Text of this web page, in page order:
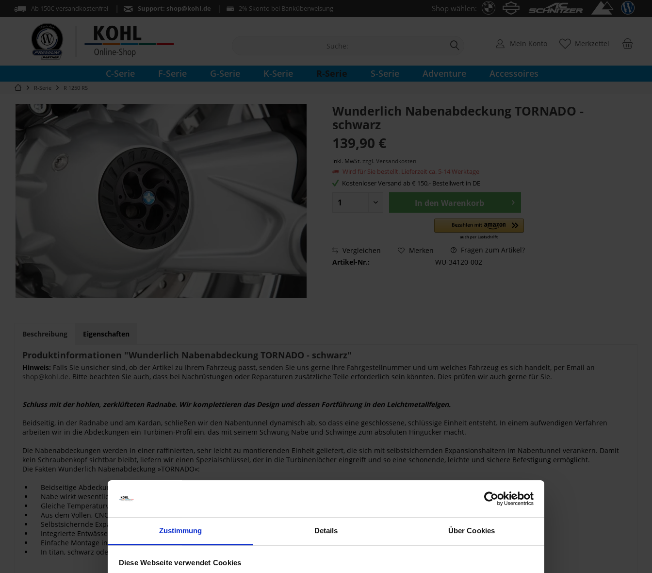
Zustimmung Details Über Cookies
Diese Webseite verwendet Cookies
Ab 150€ versandkostenfrei Support: shop@kohl.de 2% Skonto bei Banküberweisung Shop wählen:
Merkzettel
Mein Konto
C-Serie F-Serie G-Serie K-Serie R-Serie S-Serie Adventure Accessoires
R-Serie R 1250 RS
Wunderlich Nabenabdeckung TORNADO -
schwarz
139,90 €
inkl. MwSt. zzgl. Versandkosten
Wird für Sie bestellt. Lieferzeit ca. 5-14 Werktage
Kostenloser Versand ab € 150,- Bestellwert in DE
In den Warenkorb
Vergleichen Merken
Fragen zum Artikel?
Artikel-Nr.:
WU-34120-002
Beschreibung Eigenschaften
Produktinformationen "Wunderlich Nabenabdeckung TORNADO - schwarz"
Hinweis: Falls Sie unsicher sind, ob der Artikel zu Ihrem Fahrzeug passt, senden Sie uns gerne Ihre Fahrgestellnummer und um welches Fahrzeug es sich handelt, per Email an
shop@kohl.de. Bitte beachten Sie auch, dass bei Nachrüstungen oder Reparaturen zusätzliche Teile erforderlich sein könnten. Dies prüfen wir auch gerne für Sie.
Schluss mit der hohlen, zerklüfteten Radnabe. Wir komplettieren das Design und dessen Fortführung in den Leichtmetallfelgen.
Beidseitig, in der Radnabe und am Kardan, schließen wir den Nabentunnel dynamisch ab, so dass eine geschlossene, schlüssige Einheit entsteht. In einem aufwendigen Verfahren
arbeiten wir in die Abdeckungen ein Turbinen-Profil ein, das mit seinem Schwung Nabe und Schwinge zum absoluten Hingucker macht.
Die Nabenabdeckungen werden in einer raffinierten, sehr leicht zu montierenden Einheit geliefert, die sich mit selbstsichernden Expansionshaltern im Nabentunnel verankern. Damit
kein Schraubenkopf sichtbar bleibt, liefern wir einen Spezialschlüssel, der in die Turbinenlöcher eingreift und so eine schonende, leichte und sichere Befestigung ermöglicht.
Die Fakten Wunderlich Nabenabdeckung »TORNADO«:
Beidseitige Abdeckung des Nabentunnels im Turbinendesign
Nabe wirkt wesentlich wertiger und wird zum Hingucker
Gleiche Temperaturverhältnisse wie Original
Aus dem Vollen, CNC-gedrehtes/gefrästes Aluminium
Selbstsichernde Expansionshalter
Integrierte Entwässerunsgbohrungen
Einfache Montage inklusive Montageschlüssel und zwei Boxer-Emblemen
In titan, schwarz oder silber eloxiert lieferbar